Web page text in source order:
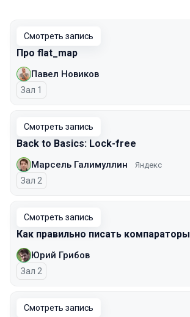
Смотреть запись
Про flat_map
Павел Новиков
Зал 1
Смотреть запись
Back to Basics: Lock-free
Марсель Галимуллин Яндекс
Зал 2
Смотреть запись
Как правильно писать компараторы
Юрий Грибов
Зал 2
Смотреть запись